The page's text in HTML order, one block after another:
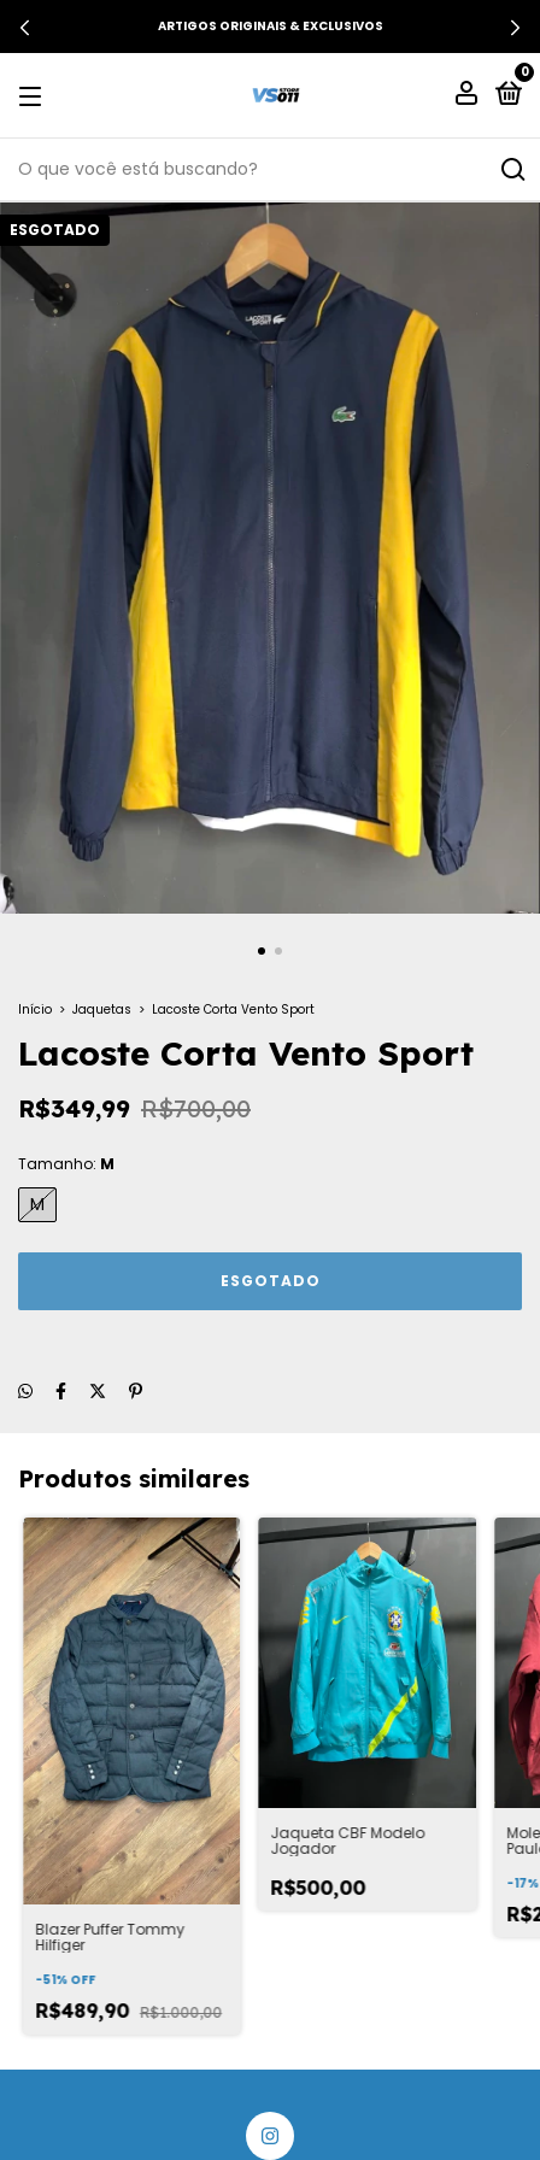
ARTIGOS ORIGINAIS & EXCLUSIVOS
0
ESGOTADO
Início > Jaquetas > Lacoste Corta Vento Sport
Lacoste Corta Vento Sport
R$349,99 R$700,00
Tamanho: M
M
Produtos similares
Blazer Puffer Tommy
Hilfiger
-51% OFF
R$489,90 R$1.000,00
Jaqueta CBF Modelo
Jogador
R$500,00 -17